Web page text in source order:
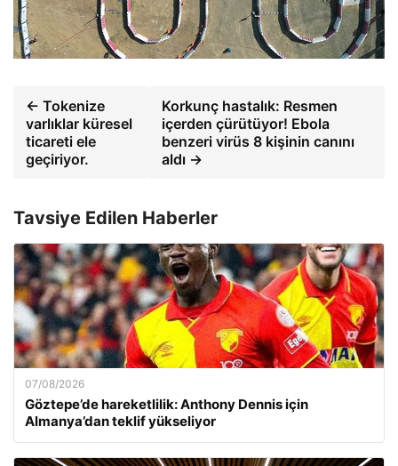
← Tokenize
varlıklar küresel
ticareti ele
geçiriyor.
Korkunç hastalık: Resmen
içerden çürütüyor! Ebola
benzeri virüs 8 kişinin canını
aldı →
Tavsiye Edilen Haberler
07/08/2026
Göztepe’de hareketlilik: Anthony Dennis için
Almanya’dan teklif yükseliyor